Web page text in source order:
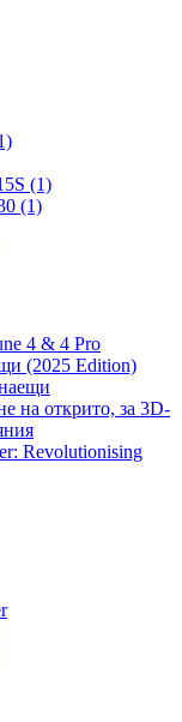
(1)
(1)
4 & 4 Pro
(2025 Edition)
на открито, за 3D-
Revolutionising